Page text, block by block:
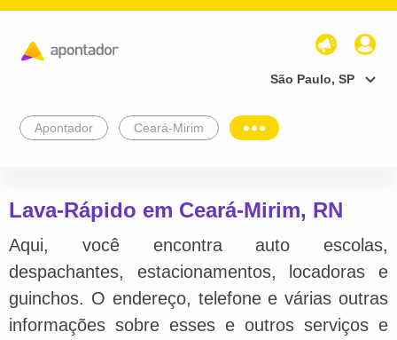
São Paulo, SP
Apontador Ceará-Mirim
Lava-Rápido em Ceará-Mirim, RN
Aqui, você encontra auto escolas,
despachantes, estacionamentos, locadoras e
guinchos. O endereço, telefone e várias outras
informações sobre esses e outros serviços e